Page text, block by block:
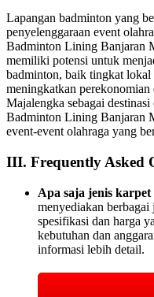
Lapangan badminton yang
penyelenggaraan event
Badminton Lining Banjaran
memiliki potensi untuk
badminton, baik tingkat
meningkatkan
Majalengka sebagai
Badminton Lining Banjaran
event-event olahraga yang
III. Frequently Asked
Apa saja jenis
menyediakan
spesifikasi dan harga
kebutuhan dan
informasi lebih detail.